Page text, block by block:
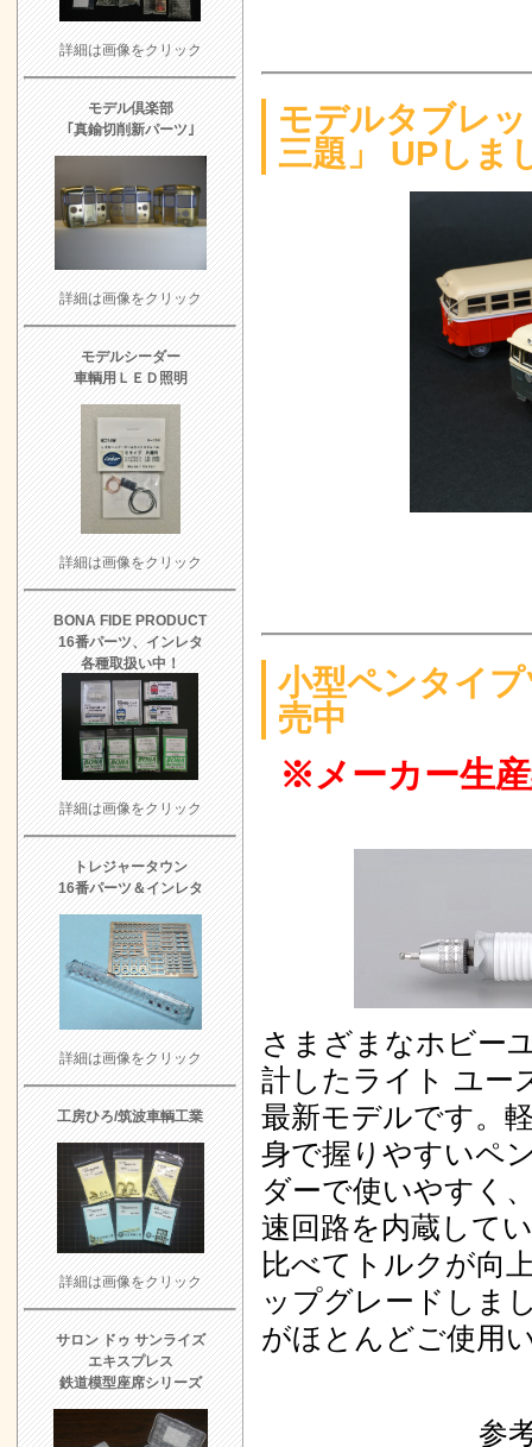
しました
2020.8.1梅
ズ」入荷しました
2019.9.4
1形」 UPし
でんてつ工房
備車 キット
よろず日誌
マスターピ
7/25 UP
モデルタブ
ット」 UPし
よろず日誌
よろず日誌
る旅へ
モデルタブレ
した5/21 UP
ました！
ホビーサロ
よろず日誌
5/1 UP
KATO (HO)
TMS１０００
売中!!4/23
モデルタブレ
した4/17 UP
モデルタブレ
ました 4/4
モデルタブレ
あとりえピ
車輌用高級化
モデルタブレ
三題」 UPしま
小型ペンタイ
売中
※メーカー生
さまざまなホビー
計したライト ユー
最新モデルです。
身で握りやすいペ
ダーで使いやすく
速回路を内蔵して
比べてトルクが向
ップグレードしま
がほとんどご使用
参
詳細は画像をクリック
モデル倶楽部
｢真鍮切削新パーツ｣
詳細は画像をクリック
モデルシーダー
車輌用ＬＥＤ照明
詳細は画像をクリック
BONA FIDE PRODUCT
16番パーツ、インレタ
各種取扱い中！
詳細は画像をクリック
トレジャータウン
16番パーツ＆インレタ
詳細は画像をクリック
工房ひろ/筑波車輌工業
詳細は画像をクリック
サロン ドゥ サンライズ
エキスプレス
鉄道模型座席シリーズ